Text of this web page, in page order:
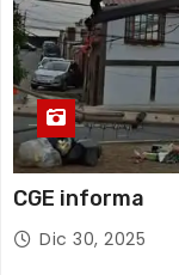
CGE informa
Dic 30, 2025